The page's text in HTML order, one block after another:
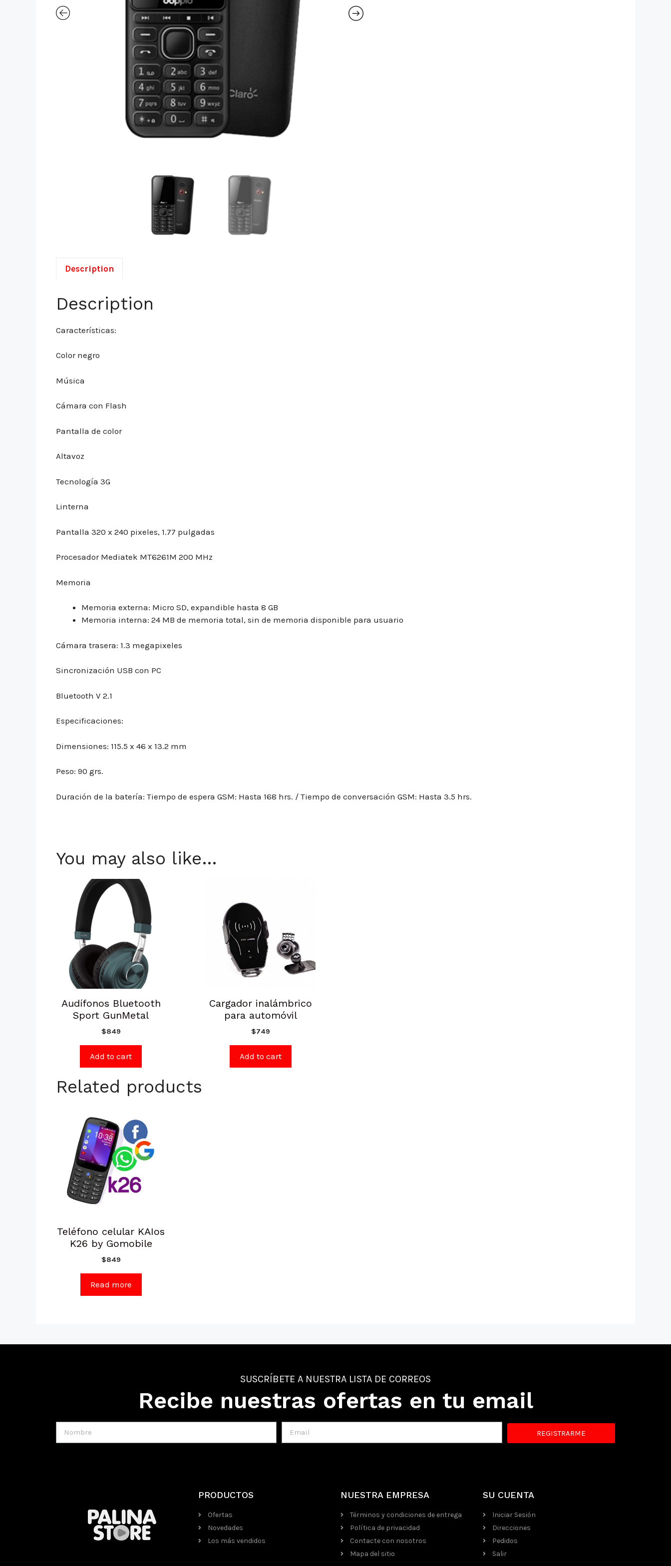
Description
Description
Características:
Color negro
Música
Cámara con Flash
Pantalla de color
Altavoz
Tecnología 3G
Linterna
Pantalla 320 x 240 pixeles, 1.77 pulgadas
Procesador Mediatek MT6261M 200 MHz
Memoria
Memoria externa: Micro SD, expandible hasta 8 GB
Memoria interna: 24 MB de memoria total, sin de memoria disponible para usuario
Cámara trasera: 1.3 megapixeles
Sincronización USB con PC
Bluetooth V 2.1
Especificaciones:
Dimensiones: 115.5 x 46 x 13.2 mm
Peso: 90 grs.
Duración de la batería: Tiempo de espera GSM: Hasta 168 hrs. / Tiempo de conversación GSM: Hasta 3.5 hrs.
You may also like…
Audífonos Bluetooth
Sport GunMetal
$849
Add to cart
Cargador inalámbrico
para automóvil
$749
Add to cart
Related products
Teléfono celular KAIos
K26 by Gomobile
$849
Read more
SUSCRÍBETE A NUESTRA LISTA DE CORREOS
Recibe nuestras ofertas en tu email
REGISTRARME
PRODUCTOS
Ofertas
Novedades
Los más vendidos
NUESTRA EMPRESA
Términos y condiciones de entrega
Política de privacidad
Contacte con nosotros
Mapa del sitio
SU CUENTA
Iniciar Sesión
Direcciones
Pedidos
Salir